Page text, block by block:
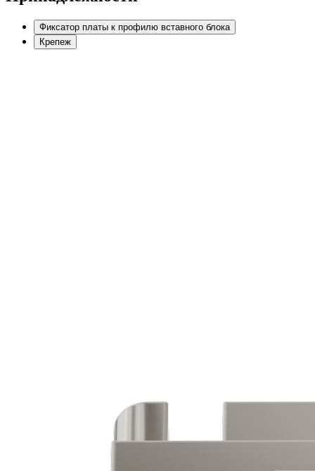
Фиксатор платы к профилю вставного блока
Крепеж